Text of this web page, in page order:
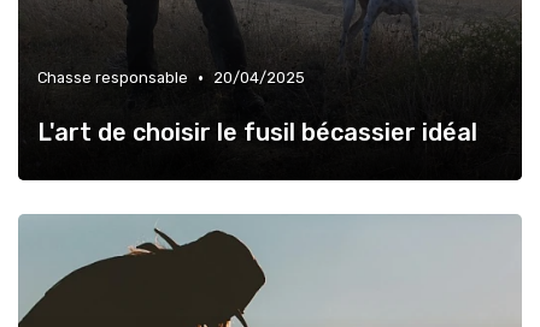
Chasse responsable • 20/04/2025
L'art de choisir le fusil bécassier idéal